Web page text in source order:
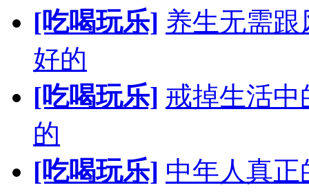
[吃喝玩乐] 养生无需
好的
[吃喝玩乐] 戒掉生活中
的
[吃喝玩乐] 中年人真